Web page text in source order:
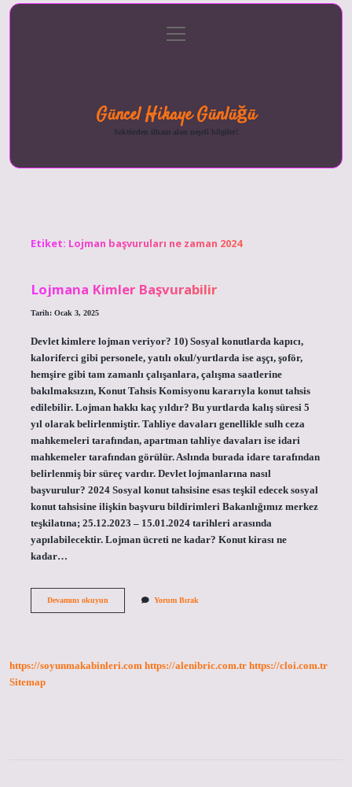
menüyü
aç
Güncel Hikaye Günlüğü
Sektörden ilham alan neşeli bilgiler!
Etiket: Lojman başvuruları ne zaman 2024
Lojmana Kimler Başvurabilir
Tarih: Ocak 3, 2025
Devlet kimlere lojman veriyor? 10) Sosyal konutlarda kapıcı,
kaloriferci gibi personele, yatılı okul/yurtlarda ise aşçı, şoför,
hemşire gibi tam zamanlı çalışanlara, çalışma saatlerine
bakılmaksızın, Konut Tahsis Komisyonu kararıyla konut tahsis
edilebilir. Lojman hakkı kaç yıldır? Bu yurtlarda kalış süresi 5
yıl olarak belirlenmiştir. Tahliye davaları genellikle sulh ceza
mahkemeleri tarafından, apartman tahliye davaları ise idari
mahkemeler tarafından görülür. Aslında burada idare tarafından
belirlenmiş bir süreç vardır. Devlet lojmanlarına nasıl
başvurulur? 2024 Sosyal konut tahsisine esas teşkil edecek sosyal
konut tahsisine ilişkin başvuru bildirimleri Bakanlığımız merkez
teşkilatına; 25.12.2023 – 15.01.2024 tarihleri ​​arasında
yapılabilecektir. Lojman ücreti ne kadar? Konut kirası ne
kadar…
Devamını okuyunLojmana
Yorum Bırak
https://soyunmakabinleri.com https://alenibric.com.tr https://cloi.com.tr
Sitemap